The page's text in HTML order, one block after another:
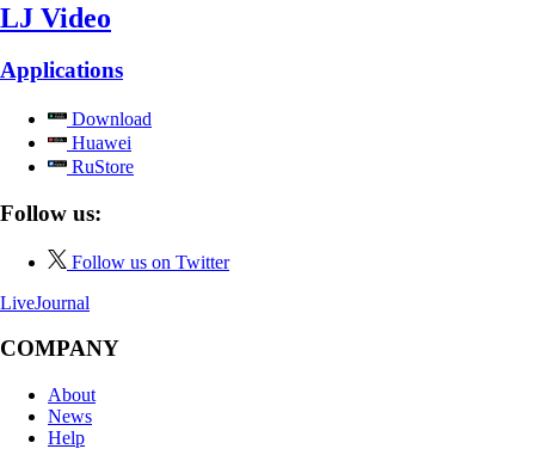
LJ Video
Applications
Download
Huawei
RuStore
Follow us:
Follow us on Twitter
LiveJournal
COMPANY
About
News
Help